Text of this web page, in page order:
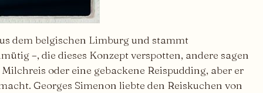
dem belgischen Limburg und stammt
–, die dieses Konzept verspotten, andere sagen
oder eine gebackene Reispudding, aber er
Georges Simenon liebte den Reiskuchen von